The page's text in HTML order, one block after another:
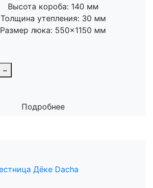
Высота короба: 140 мм
Толщина утепления: 30 мм
Размер люка: 550×1150 мм
−
Подробнее